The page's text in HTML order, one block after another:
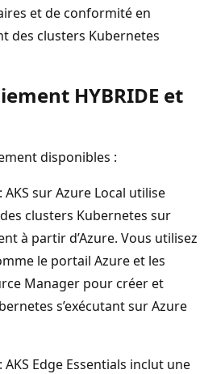
et de conformité en
des clusters Kubernetes
HYBRIDE et
disponibles :
: AKS sur Azure Local utilise
clusters Kubernetes sur
à partir d’Azure. Vous utilisez
le portail Azure et les
Manager pour créer et
s’exécutant sur Azure
: AKS Edge Essentials inclut une